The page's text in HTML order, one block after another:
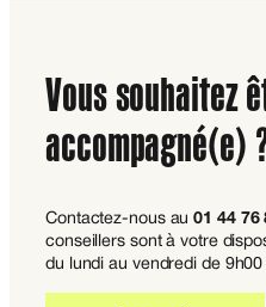
Vous souhaitez
accompagné(e)
Contactez-nous au01 44 76
conseillers sont à votre
du lundi au vendredi de 9h00